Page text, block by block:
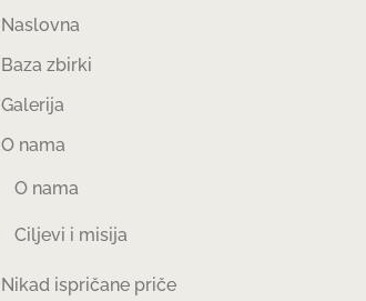
Naslovna
Baza zbirki
Galerija
O nama
O nama
Ciljevi i misija
Nikad ispričane priče